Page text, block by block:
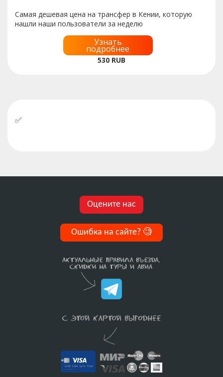
Самая дешевая цена на трансфер в Кении, которую
нашли наши пользователи за неделю
Узнать
подробнее
530 RUB
✅
Оцените нас
Ошибка на сайте? 🧐